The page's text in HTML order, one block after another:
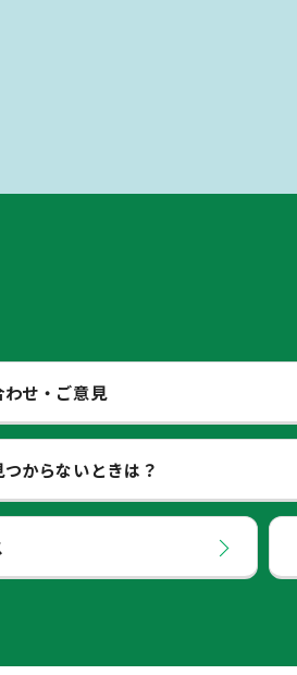
わせ・ご意見
からないときは？